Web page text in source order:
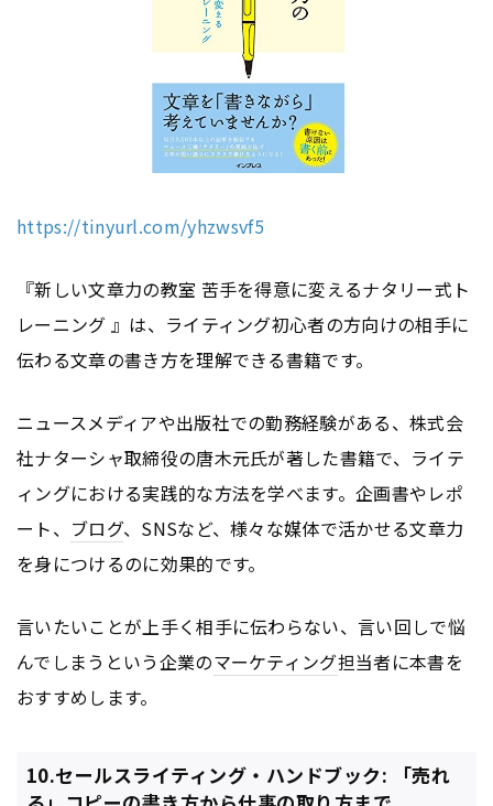
https://tinyurl.com/yhzwsvf5
『新しい文章力の教室 苦手を得意に変えるナタリー式ト
レーニング 』は、ライティング初心者の方向けの相手に
伝わる文章の書き方を理解できる書籍です。
ニュースメディアや出版社での勤務経験がある、株式会
社ナターシャ取締役の唐木元氏が著した書籍で、ライテ
ィングにおける実践的な方法を学べます。企画書やレポ
ート、 ブログ、SNSなど、様々な媒体で活かせる文章力
を身につけるのに効果的です。
言いたいことが上手く相手に伝わらない、言い回しで悩
んでしまうという企業のマーケティング担当者に本書を
おすすめします。
10.セールスライティング・ハンドブック: 「売れ